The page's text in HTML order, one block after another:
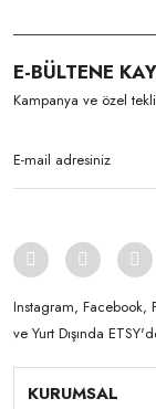
E-BÜLTENE
Kampanya ve özel
Instagram, Facebook,
ve Yurt Dışında
KURUMSAL